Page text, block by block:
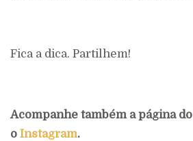
Fica a dica. Partilhem!
Acompanhe também a página do
o Instagram.